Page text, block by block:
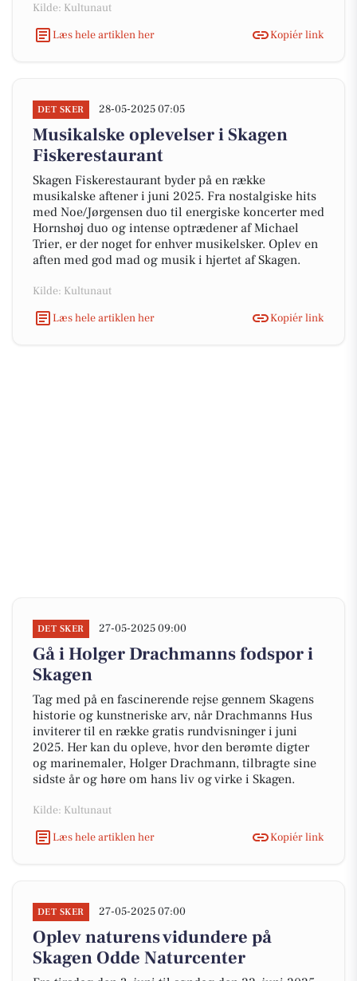
Kilde: Kultunaut
Læs hele artiklen her
Kopiér link
DET SKER 28-05-2025 07:05
Musikalske oplevelser i Skagen
Fiskerestaurant
Skagen Fiskerestaurant byder på en række
musikalske aftener i juni 2025. Fra nostalgiske hits
med Noe/Jørgensen duo til energiske koncerter med
Hornshøj duo og intense optrædener af Michael
Trier, er der noget for enhver musikelsker. Oplev en
aften med god mad og musik i hjertet af Skagen.
Kilde: Kultunaut
Læs hele artiklen her
Kopiér link
DET SKER 27-05-2025 09:00
Gå i Holger Drachmanns fodspor i
Skagen
Tag med på en fascinerende rejse gennem Skagens
historie og kunstneriske arv, når Drachmanns Hus
inviterer til en række gratis rundvisninger i juni
2025. Her kan du opleve, hvor den berømte digter
og marinemaler, Holger Drachmann, tilbragte sine
sidste år og høre om hans liv og virke i Skagen.
Kilde: Kultunaut
Læs hele artiklen her
Kopiér link
DET SKER 27-05-2025 07:00
Oplev naturens vidundere på
Skagen Odde Naturcenter